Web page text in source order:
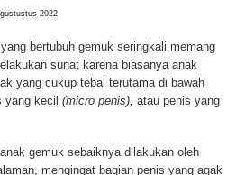
2022
bertubuh gemuk seringkali memang
sunat karena biasanya anak
yang cukup tebal terutama di bawah
yang kecil (micro penis), atau penis yang
gemuk sebaiknya dilakukan oleh
mengingat bagian penis yang agak